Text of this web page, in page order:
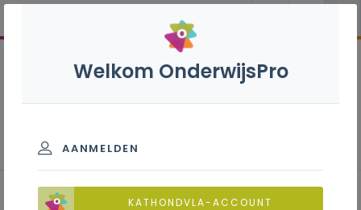
Bijlezen: inspiratieblog
Welkom OnderwijsPro
AANMELDEN
KATHONDVLA-ACCOUNT